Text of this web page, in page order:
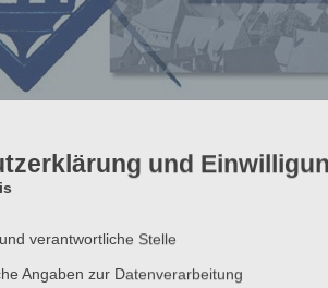
und
verantwortliche Stelle
Angaben zur Datenverarbeitung